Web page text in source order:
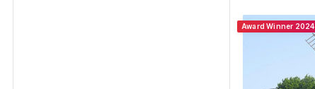
Award Winner 2024